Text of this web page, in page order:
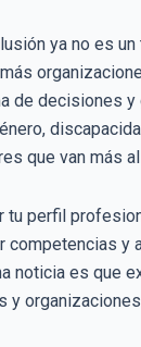
ya no es
de decisiones
que van más
tu perfil
competencias
noticia es que
y